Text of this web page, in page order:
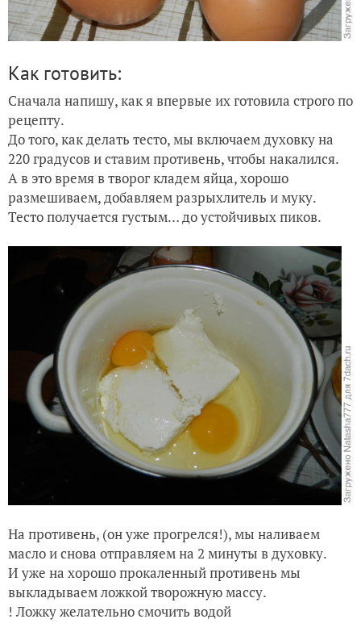
Как готовить:
Сначала напишу, как я впервые их готовила строго по
рецепту.
До того, как делать тесто, мы включаем духовку на
220 градусов и ставим противень, чтобы накалился.
А в это время в творог кладем яйца, хорошо
размешиваем, добавляем разрыхлитель и муку.
Тесто получается густым… до устойчивых пиков.
На противень, (он уже прогрелся!), мы наливаем
масло и снова отправляем на 2 минуты в духовку.
И уже на хорошо прокаленный противень мы
выкладываем ложкой творожную массу.
! Ложку желательно смочить водой